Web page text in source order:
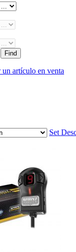
Find
un artículo en venta
Set